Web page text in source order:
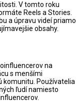
V tomto roku
Reels a Stories.
a úpravu videí priamo
obsahy.
na
s menšími
komunitu. Používatelia
ľudí namiesto